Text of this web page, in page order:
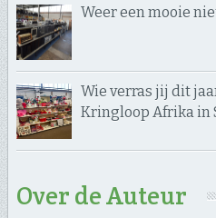
Weer een mooie
Wie verras jij dit
Kringloop Afrika in
Over de Auteur